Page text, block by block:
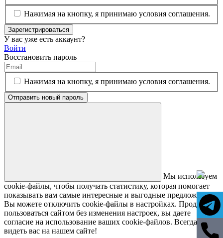
Нажимая на кнопку, я принимаю условия соглашения.
Зарегистрироваться
У вас уже есть аккаунт?
Войти
Восстановить пароль
Нажимая на кнопку, я принимаю условия соглашения.
Отправить новый пароль
Мы используем
cookie-файлы, чтобы получать статистику, которая помогает
показывать вам самые интересные и выгодные предложения.
Вы можете отключить cookie-файлы в настройках. Продолжая
пользоваться сайтом без изменения настроек, вы даете
согласие на использование ваших cookie-файлов. Всегда рады
видеть вас на нашем сайте!